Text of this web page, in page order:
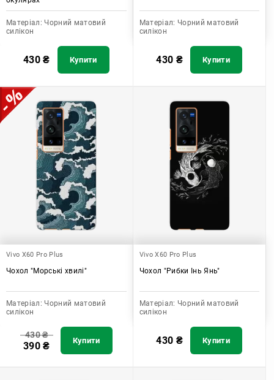
Матеріал: Чорний матовий
силікон
430₴ Купити
Матеріал: Чорний матовий
силікон
430 ₴ Купити
Vivo X60 Pro Plus
Чохол "Морські хвилі"
Матеріал: Чорний матовий
силікон
430₴
390₴ Купити
Vivo X60 Pro Plus
Чохол "Рибки Інь Янь"
Матеріал: Чорний матовий
силікон
430 ₴ Купити